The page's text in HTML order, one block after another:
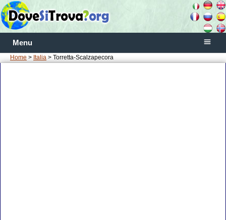
Menu
Home > Italia > Torretta-Scalzapecora